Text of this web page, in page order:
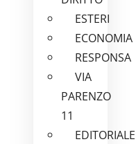
ESTERI
ECONOMIA
RESPONSA
VIA
PARENZO
11
EDITORIALE